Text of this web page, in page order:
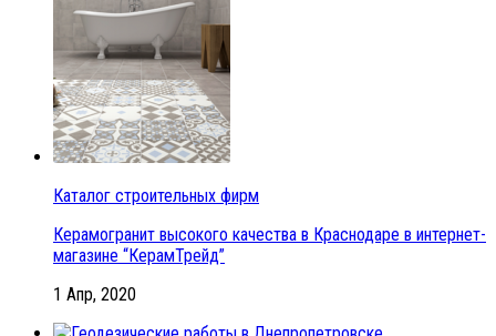
Каталог строительных фирм
Керамогранит высокого качества в Краснодаре в интернет-
магазине “КерамТрейд”
1 Апр, 2020